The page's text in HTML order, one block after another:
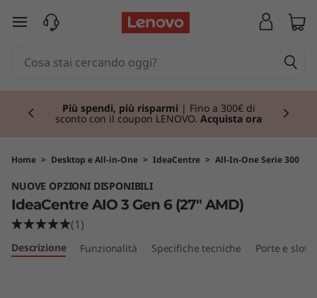
e
n
passa a contenuto principale
Più spendi, più risparmi | Fino a 300€ di
sconto con il coupon LENOVO. Acquista ora
Home > Desktop e All-in-One > IdeaCentre > All-In-One Serie 300
NUOVE OPZIONI DISPONIBILI
IdeaCentre AIO 3 Gen 6 (27" AMD)
(1)
Descrizione Funzionalità Specifiche tecniche Porte e slot